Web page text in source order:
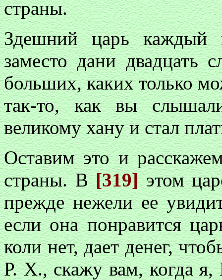
страны.
Здешний царь каждый
заместо дани
больших, каких только
так-то, как вы
великому хану и стал
Оставим это и
страны. В[319]этом
прежде нежели ее
если она понравится
коли нет, дает денег,
Р. X., скажу вам, когда